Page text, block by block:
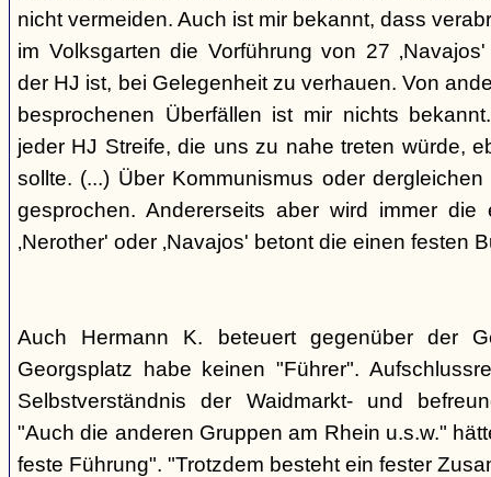
nicht vermeiden. Auch ist mir bekannt, dass
im Volksgarten die Vorführung von 27
der HJ ist, bei Gelegenheit zu verhauen. Von
besprochenen Überfällen ist mir nichts
jeder HJ Streife, die uns zu nahe treten würde,
sollte. (...) Über Kommunismus oder
gesprochen. Andererseits aber wird immer die
‚Nerother' oder ‚Navajos' betont die einen festen
Auch Hermann K. beteuert gegenüber der
Georgsplatz habe keinen "Führer".
Selbstverständnis der Waidmarkt- und
"Auch die anderen Gruppen am Rhein u.s.w."
feste Führung". "Trotzdem besteht ein fester